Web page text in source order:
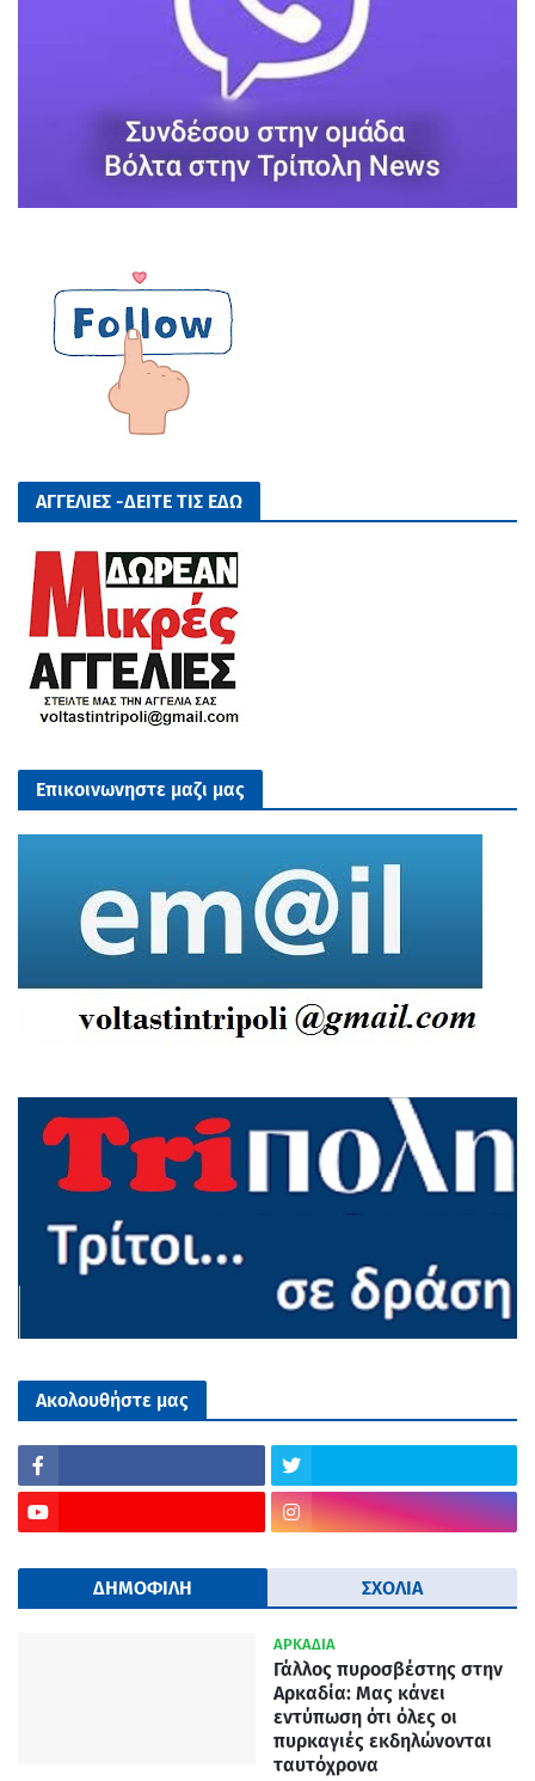
ΑΓΓΕΛΙΕΣ -ΔΕΙΤΕ ΤΙΣ ΕΔΩ
Επικοινωνηστε μαζι μας
Ακολουθήστε μας
ΔΗΜΟΦΙΛΗ ΣΧΟΛΙΑ
ΑΡΚΑΔΙΑ
Γάλλος πυροσβέστης στην
Αρκαδία: Μας κάνει
εντύπωση ότι όλες οι
πυρκαγιές εκδηλώνονται
ταυτόχρονα